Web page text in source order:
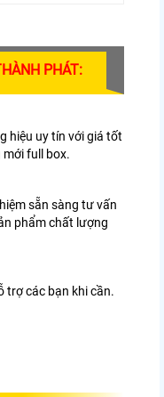
PHÁT:
hiệu uy tín với giá tốt
mới full box.
sẵn sàng tư vấn
phẩm chất lượng
trợ các bạn khi cần.